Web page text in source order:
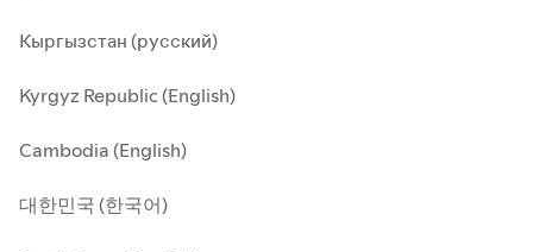
Кыргызстан (русский)
Kyrgyz Republic (English)
Cambodia (English)
대한민국 (한국어)